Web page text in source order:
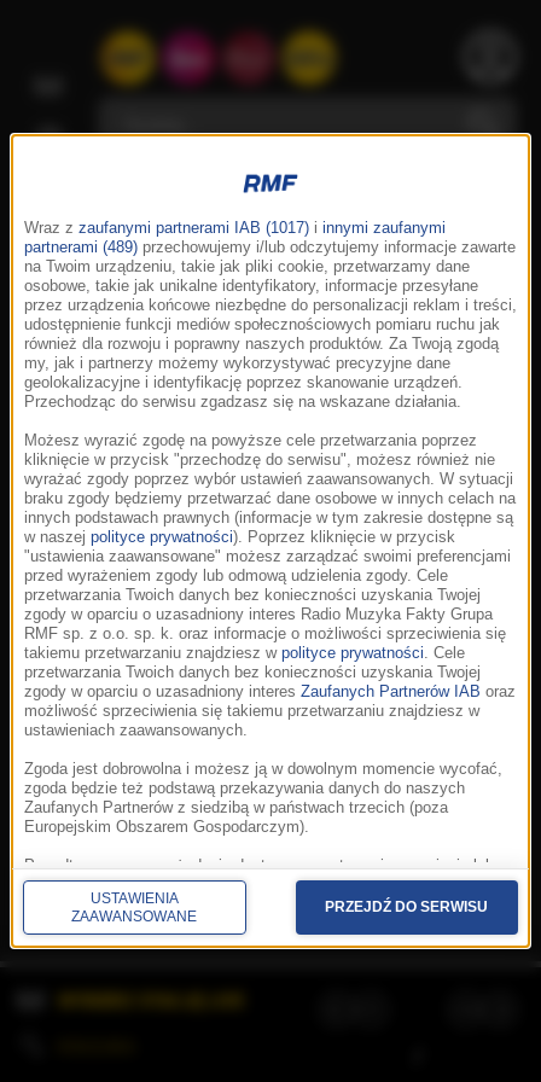
Korzystanie z portalu oznacza akceptację
Prywatność.Aplikacje.© 2026 Radio Muzyka
Fakty Grupa RMF sp. z o.o. sp. k.
Wraz z zaufanymi partnerami IAB (1017) i innymi zaufanymi
partnerami (489) przechowujemy i/lub odczytujemy informacje zawarte
na Twoim urządzeniu, takie jak pliki cookie, przetwarzamy dane
osobowe, takie jak unikalne identyfikatory, informacje przesyłane
przez urządzenia końcowe niezbędne do personalizacji reklam i treści,
udostępnienie funkcji mediów społecznościowych pomiaru ruchu jak
również dla rozwoju i poprawny naszych produktów. Za Twoją zgodą
my, jak i partnerzy możemy wykorzystywać precyzyjne dane
geolokalizacyjne i identyfikację poprzez skanowanie urządzeń.
Przechodząc do serwisu zgadzasz się na wskazane działania.
Możesz wyrazić zgodę na powyższe cele przetwarzania poprzez
kliknięcie w przycisk "przechodzę do serwisu", możesz również nie
wyrażać zgody poprzez wybór ustawień zaawansowanych. W sytuacji
braku zgody będziemy przetwarzać dane osobowe w innych celach na
innych podstawach prawnych (informacje w tym zakresie dostępne są
w naszej polityce prywatności). Poprzez kliknięcie w przycisk
"ustawienia zaawansowane" możesz zarządzać swoimi preferencjami
przed wyrażeniem zgody lub odmową udzielenia zgody. Cele
przetwarzania Twoich danych bez konieczności uzyskania Twojej
zgody w oparciu o uzasadniony interes Radio Muzyka Fakty Grupa
RMF sp. z o.o. sp. k. oraz informacje o możliwości sprzeciwienia się
takiemu przetwarzaniu znajdziesz w polityce prywatności. Cele
przetwarzania Twoich danych bez konieczności uzyskania Twojej
zgody w oparciu o uzasadniony interes Zaufanych Partnerów IAB oraz
możliwość sprzeciwienia się takiemu przetwarzaniu znajdziesz w
ustawieniach zaawansowanych.
Zgoda jest dobrowolna i możesz ją w dowolnym momencie wycofać,
zgoda będzie też podstawą przekazywania danych do naszych
Zaufanych Partnerów z siedzibą w państwach trzecich (poza
Europejskim Obszarem Gospodarczym).
Ponadto masz prawo żądania dostępu, sprostowania, usunięcia lub
ograniczenia przetwarzania danych, a także złożenia skargi do
Prezesa Urzędu Ochrony Danych Osobowych. W polityce prywatności
znajdziesz informacje jak wykonać swoje prawa. Szczegółowe
informacje na temat przetwarzania Twoich danych znajdują się w
USTAWIENIA
ZAAWANSOWANE
PRZEJDŹ DO SERWISU